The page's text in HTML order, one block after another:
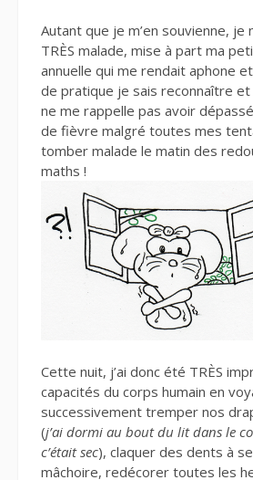
Autant que je m’en souvienne, je
TRÈS malade, mise à part ma
annuelle qui me rendait aphone
de pratique je sais reconnaître et
ne me rappelle pas avoir
de fièvre malgré toutes mes
tomber malade le matin des
maths !
Cette nuit, j’ai donc été TRÈS
capacités du corps humain en
successivement tremper nos
(j’ai dormi au bout du lit dans le
c’était sec), claquer des dents à
mâchoire, redécorer toutes les